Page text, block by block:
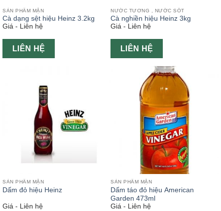
SẢN PHẨM MẶN
Cà dạng sệt hiệu Heinz 3.2kg
Giá - Liên hệ
LIÊN HỆ
NƯỚC TƯƠNG , NƯỚC SỐT
Cà nghiền hiệu Heinz 3kg
Giá - Liên hệ
LIÊN HỆ
SẢN PHẨM MẶN
Dấm đỏ hiệu Heinz
Giá - Liên hệ
SẢN PHẨM MẶN
Dấm táo đỏ hiệu American
Garden 473ml
Giá - Liên hệ